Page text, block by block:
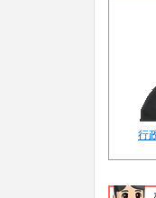
行